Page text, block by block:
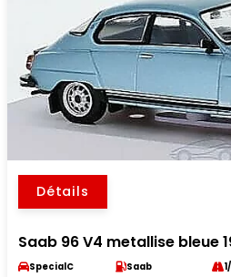
Détails
Saab 96 V4 metallise bleue
SpecialC Saab